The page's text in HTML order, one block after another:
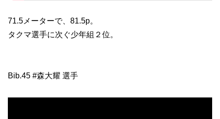
71.5メーターで、81.5p。
タクマ選手に次ぐ少年組２位。
Bib.45 #森大耀 選手